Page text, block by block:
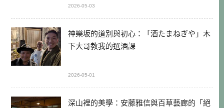
2026-05-03
神樂坂的道別與初心：「酒たまねぎや」木
下大哥教我的選酒課
2026-05-01
深山裡的美學：安藤雅信與百草藝廊的「絕